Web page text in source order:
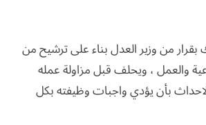
من وزير العدل بناء على ترشيح من
والعمل ، ويحلف قبل مزاولة عمله
بأن يؤدي واجبات وظيفته بكل